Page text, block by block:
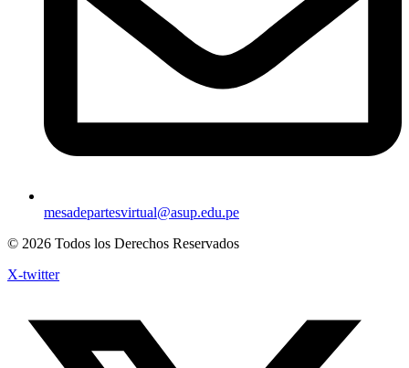
mesadepartesvirtual@asup.edu.pe
© 2026 Todos los Derechos Reservados
X-twitter